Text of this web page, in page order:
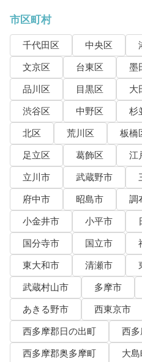
市区町村
千代田区 中央区
文京区
台東区 墨
品川区
目黒区 大
渋谷区
中野区 杉
北区
荒川区 板橋
足立区
葛飾区 江
立川市
武蔵野市
府中市
昭島市 調
小金井市
小平市
国分寺市
国立市
東大和市
清瀬市
武蔵村山市
多摩市
あきる野市
西東京市
西多摩郡日の出町
西
西多摩郡奥多摩町
大